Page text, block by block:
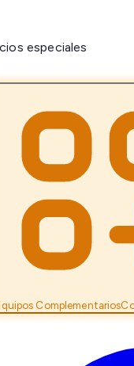
especiales
Complementarios